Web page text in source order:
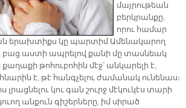
մայրութեան
բերկրանքը,
որու համար
երախտիքս կը պարտիմ Ամենակարող
բաց աստի ապրելով քանի մը տասնեակ
քաղաքի թոհուբոհին մէջ՝ անկարելի է,
է, թէ հանգչելու ժամանակ ունենաս։
լրացնելու կու գան շուրջ մէկուկէս տարի
անքուն գիշերները, իմ սիրած